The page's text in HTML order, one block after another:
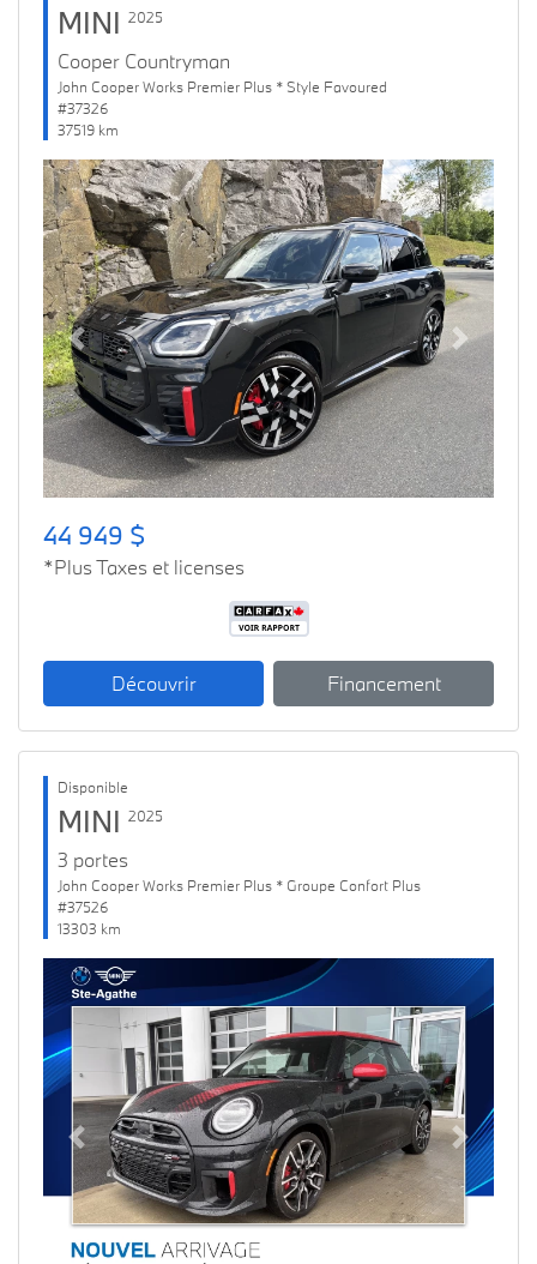
MINI 2025
Cooper Countryman
John Cooper Works Premier Plus * Style Favoured
#37326
37519 km
Previous Next
44 949 $
*Plus Taxes et licenses
Découvrir Financement
Disponible
MINI 2025
3 portes
John Cooper Works Premier Plus * Groupe Confort Plus
#37526
13303 km
Previous Next